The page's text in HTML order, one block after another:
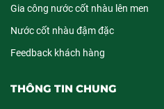
Gia công nước cốt nhàu lên men
Nước cốt nhàu đậm đặc
Feedback khách hàng
THÔNG TIN CHUNG